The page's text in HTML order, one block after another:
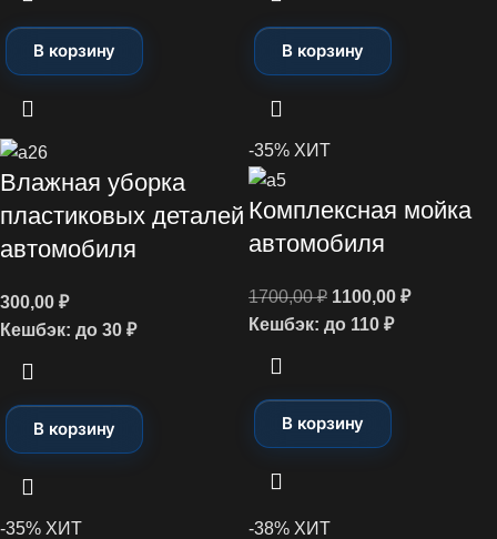
В корзину В корзину
Влажная уборка
пластиковых деталей
автомобиля
300,00 ₽
Кешбэк: до 30 ₽
В корзину
-35% ХИТ
Комплексная мойка
автомобиля
1700,00₽ 1100,00 ₽
Кешбэк: до 110 ₽
В корзину
-35% ХИТ -38% ХИТ